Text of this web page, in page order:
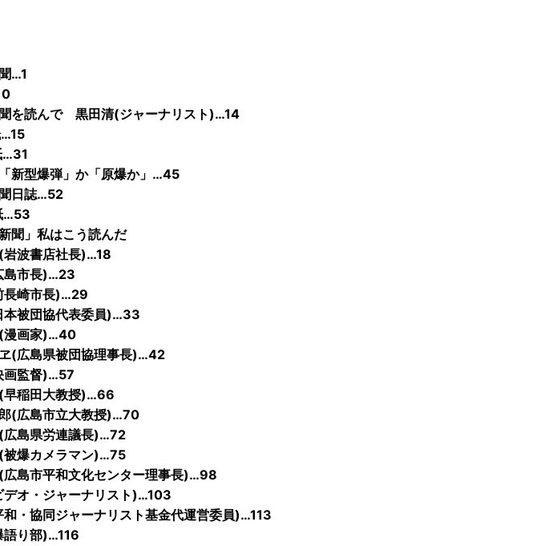
…1
を読んで 黒田清(ジャーナリスト)…14
…31
新型爆弾」か「原爆か」…45
日誌…52
…53
聞」私はこう読んだ
波書店社長)…18
市長)…23
崎市長)…29
被団協代表委員)…33
漫画家)…40
(広島県被団協理事長)…42
監督)…57
稲田大教授)…66
(広島市立大教授)…70
島県労連議長)…72
爆カメラマン)…75
島市平和文化センター理事長)…98
オ・ジャーナリスト)…103
・協同ジャーナリスト基金代運営委員)…113
り部)…116